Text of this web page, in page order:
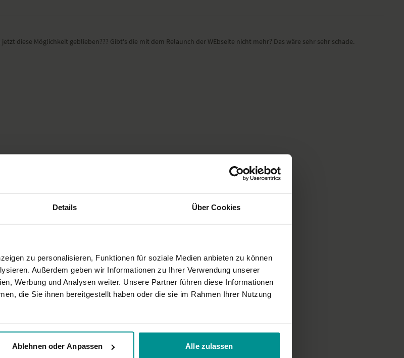
Details Über Cookies
zu personalisieren, Funktionen für soziale Medien anbieten zu können
Außerdem geben wir Informationen zu Ihrer Verwendung unserer
Werbung und Analysen weiter. Unsere Partner führen diese Informationen
die Sie ihnen bereitgestellt haben oder die sie im Rahmen Ihrer Nutzung
Ablehnen oder Anpassen Alle zulassen
Wandas trägt eine Yogahose vonHey Honey.
diese Möglichkeit geblieben??? Gibt's die mit dem Relaunch der WEbseite nicht mehr? Das wäre sehr sehr schade.